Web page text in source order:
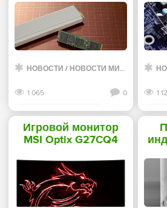
время понесла
убытки - «Новости
сети»
НОВОСТИ / НОВОСТИ МИРА ИНТЕРНЕТ
1 065 0
Смотреть дальше
1
Игровой монитор
MSI Optix G27CQ4
отклика в 1 мс -
«Новости сети»